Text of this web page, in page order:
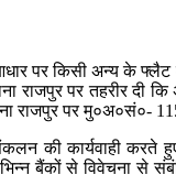
पर किसी अन्य के फ्लैट
थाना राजपुर पर तहरीर
राजपुर पर मु०अ०सं०-
की कार्यवाही करते हुए
बैंकों से विवेचना से